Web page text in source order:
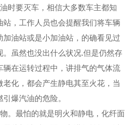
时要灭车，相信大多数车主都知
站，工作人员也会提醒我们将车辆
加油站或是小加油站，的确看见过
。虽然也没出什么状况.但是仍然存
辆在运转过程中，讲排气的气体流
化，都会产生静电其至火花，当
爆汽油的危险。
。最怕的就是明火和静电，化纤面